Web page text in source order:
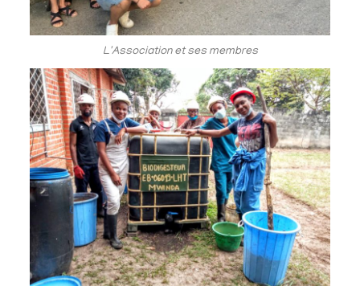
L'Association et ses membres